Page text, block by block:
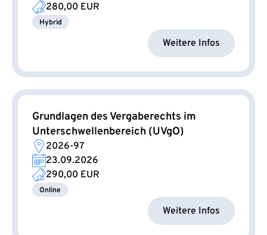
280,00 EUR
Hybrid
Weitere Infos
Grundlagen des Vergaberechts im
Unterschwellenbereich (UVgO)
2026-97
23.09.2026
290,00 EUR
Online
Weitere Infos